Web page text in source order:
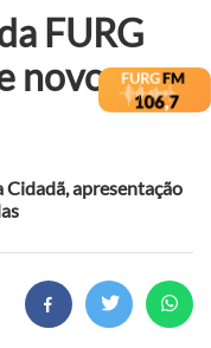
FURG
novos
apresentação